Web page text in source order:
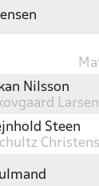
Nilsson
Larsen
Steen